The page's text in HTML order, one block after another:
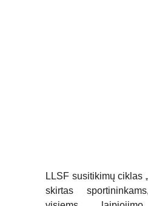
LLSF susitikimų ciklas
skirtas